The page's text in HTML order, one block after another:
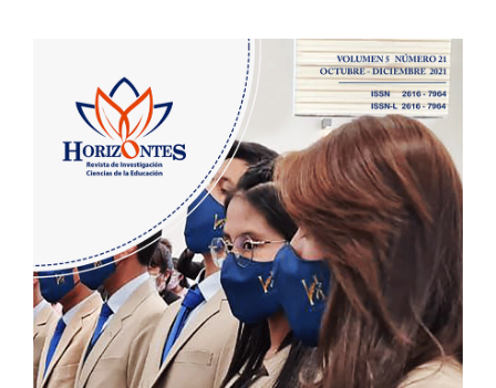
n
c
i
p
a
lateral
artículo